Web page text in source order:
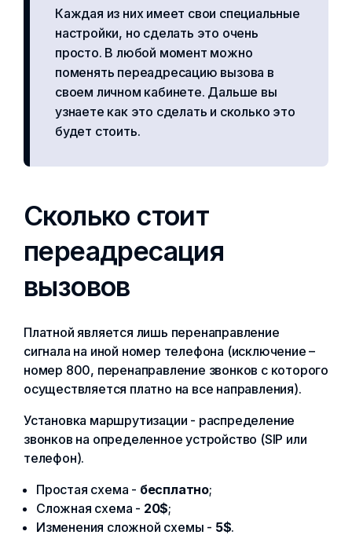
Каждая из них имеет свои специальные
настройки, но сделать это очень
просто. В любой момент можно
поменять переадресацию вызова в
своем личном кабинете. Дальше вы
узнаете как это сделать и сколько это
будет стоить.
Сколько стоит
переадресация
вызовов
Платной является лишь перенаправление
сигнала на иной номер телефона (исключение –
номер 800, перенаправление звонков с которого
осуществляется платно на все направления).
Установка маршрутизации - распределение
звонков на определенное устройство (SIP или
телефон).
Простая схема - бесплатно;
Сложная схема - 20$;
Изменения сложной схемы - 5$.